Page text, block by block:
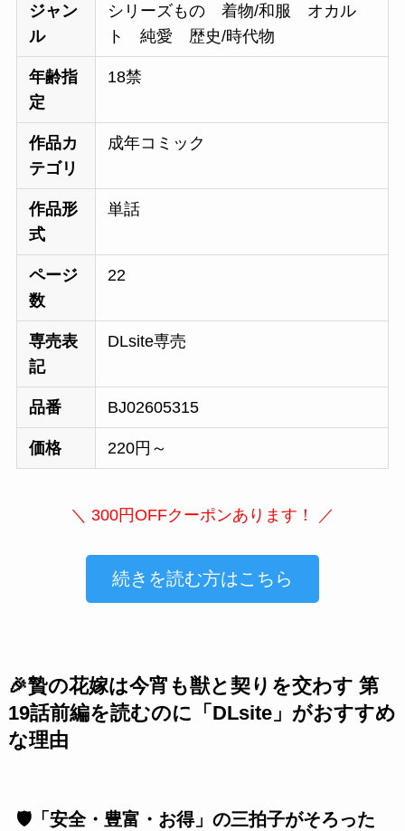
ジャン
ル
シリーズもの 着物/和服 オカル
ト 純愛 歴史/時代物
年齢指
定
18禁
作品カ
テゴリ
成年コミック
作品形
式
単話
ページ
数
22
専売表
記
DLsite専売
品番 BJ02605315
価格 220円～
＼ 300円OFFクーポンあります！ ／
続きを読む方はこちら
🎉贄の花嫁は今宵も獣と契りを交わす 第
19話前編を読むのに「DLsite」がおすすめ
な理由
🛡️「安全・豊富・お得」の三拍子がそろった